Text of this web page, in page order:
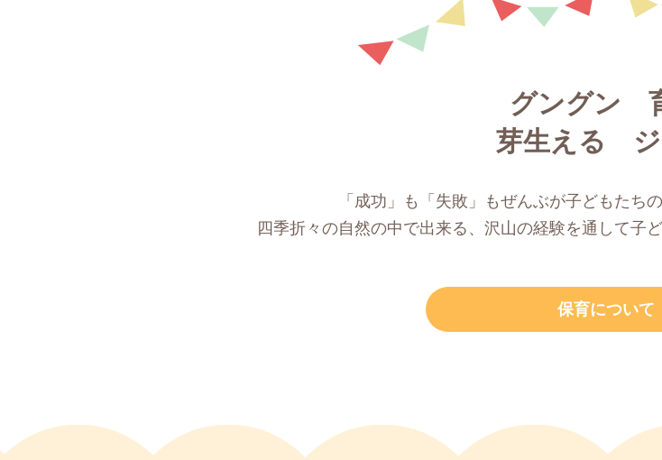
グングン
芽生える ジ
「成功」も「失敗」もぜんぶが子どもたち
四季折々の自然の中で出来る、沢山の経験を通して子
保育について